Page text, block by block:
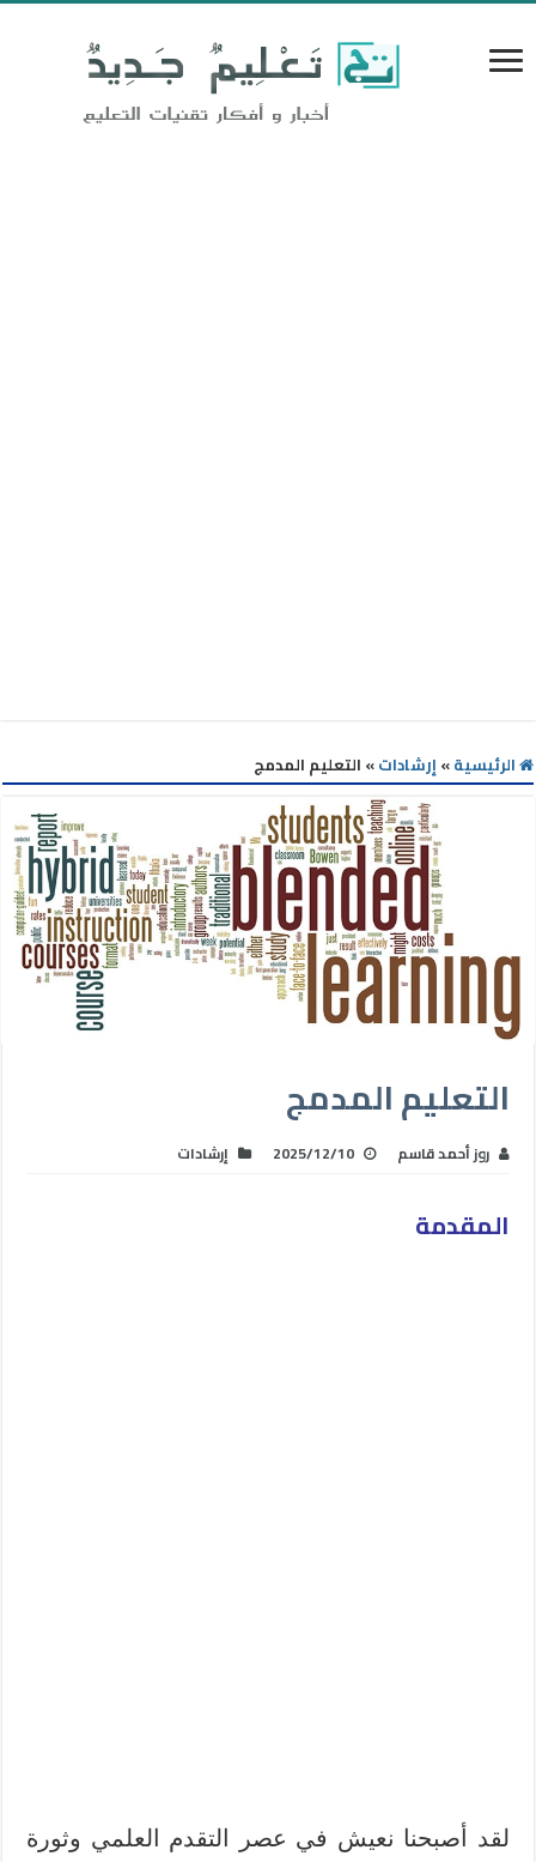
الرئيسية» إرشادات» التعليم المدمج
التعليم المدمج
روز أحمد قاسم 2025/12/10 إرشادات
المقدمة
لقد أصبحنا نعيش في عصر التقدم العلمي وثورة